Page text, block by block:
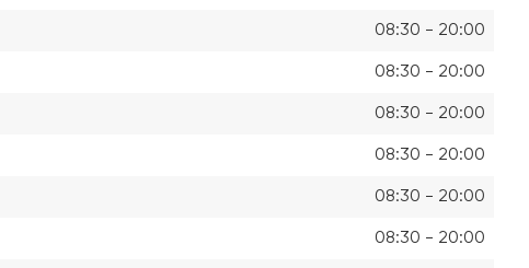
08:30 - 20:00
08:30 - 20:00
08:30 - 20:00
08:30 - 20:00
08:30 - 20:00
08:30 - 20:00